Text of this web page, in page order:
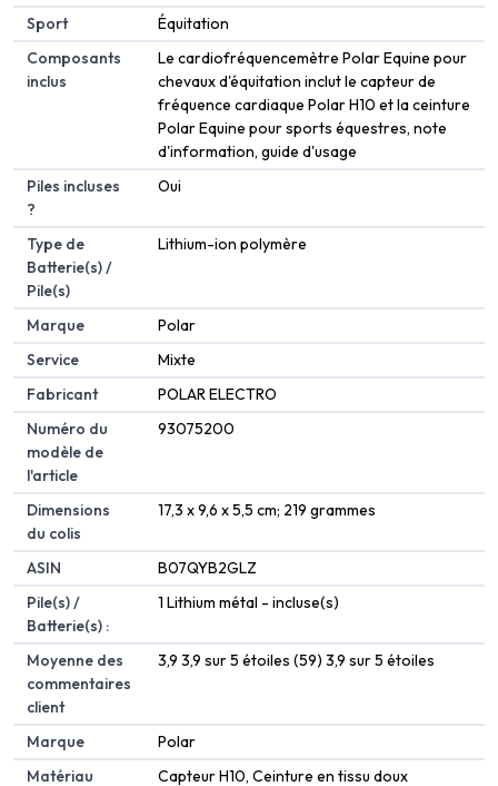
Sport
‎Équitation
Composants
inclus
‎Le cardiofréquencemètre Polar Equine pour
chevaux d'équitation inclut le capteur de
fréquence cardiaque Polar H10 et la ceinture
Polar Equine pour sports équestres, note
d'information, guide d'usage
Piles incluses
?
‎Oui
Type de
Batterie(s) /
Pile(s)
‎Lithium-ion polymère
Marque
‎Polar
Service
‎Mixte
Fabricant
‎POLAR ELECTRO
Numéro du
modèle de
l'article
‎93075200
Dimensions
du colis
‎17,3 x 9,6 x 5,5 cm; 219 grammes
ASIN
‎B07QYB2GLZ
Pile(s) /
Batterie(s) :
1 Lithium métal - incluse(s)
Moyenne des
commentaires
client
3,9 3,9 sur 5 étoiles (59) 3,9 sur 5 étoiles
Marque
Polar
Matériau
Capteur H10, Ceinture en tissu doux